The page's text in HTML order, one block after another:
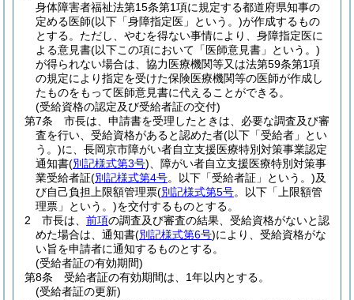
身体障害者福祉法第15条第1項に規定する都道府県知事の
定める医師(以下「身障指定医」という。)が作成するもの
とする。 ただし、やむを得ない事情により、身障指定医に
よる意見書(以下この項において「医師意見書」という。)
が得られない場合は、協力医療機関等又は法第59条第1項
の規定により指定を受けた保険医療機関等の医師が作成し
たものをもって医師意見書に代えることができる。
(受給資格の認定及び受給者証の交付)
第7条
市長は、申請書を受理したときは、必要な調査及び審
査を行い、受給資格があると認めた者(以下「受給者」とい
う。)に、長岡京市障がい者自立支援医療特別対策事業認定
通知書(別記様式第3号) 、障がい者自立支援医療特別対策事
業受給者証(別記様式第4号。以下「受給者証」という。)及
び自己負担上限額管理票(別記様式第5号。以下「上限額管
理票」という。)を交付するものとする。
2
市長は、 前項の調査及び審査の結果、受給資格がないと認
めた場合は、通知書(別記様式第6号)により、受給資格がな
い旨を申請者に通知するものとする。
(受給者証の有効期間)
第8条
受給者証の有効期間は、1年以内とする。
(受給者証の更新)